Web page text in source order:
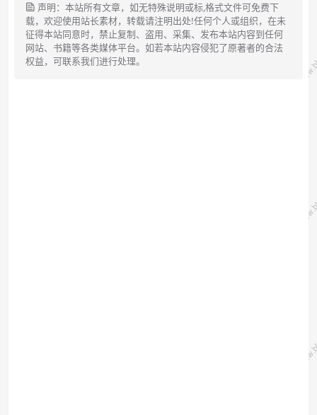
声明：本站所有文章，如无特殊说明或标,格式文件可免费下
载，欢迎使用站长素材，转载请注明出处!任何个人或组织，在未
征得本站同意时，禁止复制、盗用、采集、发布本站内容到任何
网站、书籍等各类媒体平台。如若本站内容侵犯了原著者的合法
权益，可联系我们进行处理。